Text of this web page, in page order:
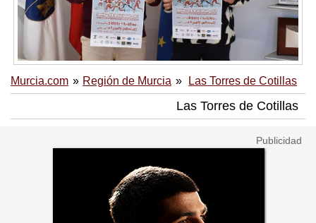
Murcia.com Región de Murcia Las Torres de Cotillas
Las Torres de Cotillas